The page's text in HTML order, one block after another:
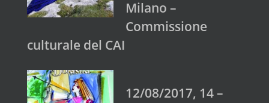
Milano –
Commissione
culturale del CAI
12/08/2017, 14 –